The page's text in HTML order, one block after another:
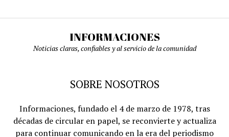
INFORMACIONES
Noticias claras, confiables y al servicio de la comunidad
SOBRE NOSOTROS
Informaciones, fundado el 4 de marzo de 1978, tras
décadas de circular en papel, se reconvierte y actualiza
para continuar comunicando en la era del periodismo